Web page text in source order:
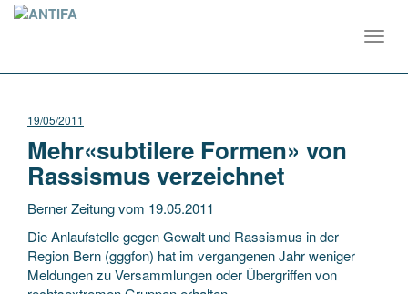
19/05/2011
Mehr«subtilere Formen» von
Rassismus verzeichnet
Berner Zeitung vom 19.05.2011
Die Anlaufstelle gegen Gewalt und Rassismus in der
Region Bern (gggfon) hat im vergangenen Jahr weniger
Meldungen zu Versammlungen oder Übergriffen von